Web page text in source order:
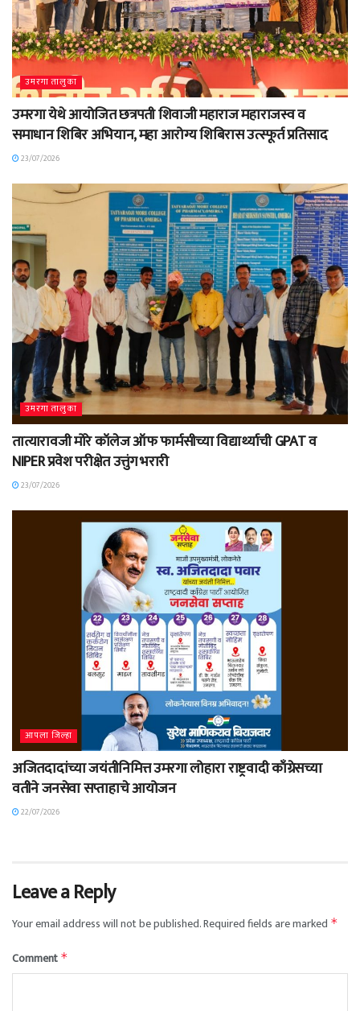
उमरगा तालुका
उमरगा येथे आयोजित छत्रपती शिवाजी महाराज महाराजस्व व
समाधान शिबिर अभियान, महा आरोग्य शिबिरास उत्स्फूर्त प्रतिसाद
23/07/2026
उमरगा तालुका
तात्यारावजी मोरे कॉलेज ऑफ फार्मसीच्या विद्यार्थ्याची GPAT व
NIPER प्रवेश परीक्षेत उत्तुंग भरारी
23/07/2026
आपला जिल्हा
अजितदादांच्या जयंतीनिमित्त उमरगा लोहारा राष्ट्रवादी काँग्रेसच्या
वतीने जनसेवा सप्ताहाचे आयोजन
22/07/2026
Leave a Reply
Your email address will not be published.Required fields are marked *
Comment *